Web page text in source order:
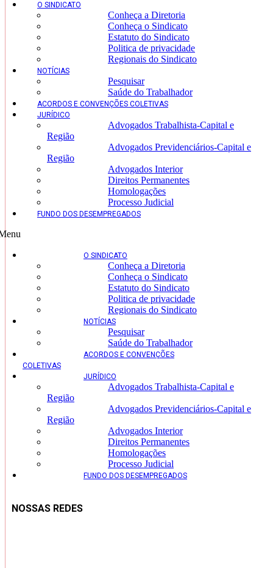
O SINDICATO
Conheça a Diretoria
Conheça o Sindicato
Estatuto do Sindicato
Politica de privacidade
Regionais do Sindicato
NOTÍCIAS
Pesquisar
Saúde do Trabalhador
ACORDOS E CONVENÇÕES COLETIVAS
JURÍDICO
Advogados Trabalhista-Capital e
Região
Advogados Previdenciários-Capital e
Região
Advogados Interior
Direitos Permanentes
Homologações
Processo Judicial
FUNDO DOS DESEMPREGADOS
O SINDICATO
Conheça a Diretoria
Conheça o Sindicato
Estatuto do Sindicato
Politica de privacidade
Regionais do Sindicato
NOTÍCIAS
Pesquisar
Saúde do Trabalhador
ACORDOS E CONVENÇÕES
COLETIVAS
JURÍDICO
Advogados Trabalhista-Capital e
Região
Advogados Previdenciários-Capital e
Região
Advogados Interior
Direitos Permanentes
Homologações
Processo Judicial
FUNDO DOS DESEMPREGADOS
NOSSAS REDES